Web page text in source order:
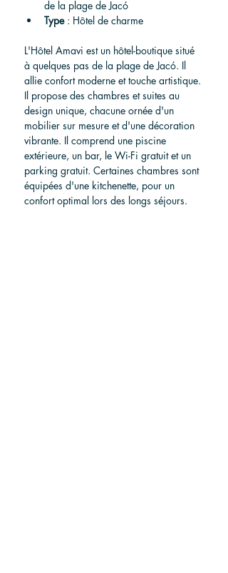
de la plage de Jacó
Type : Hôtel de charme
L'Hôtel Amavi est un hôtel-boutique situé
à quelques pas de la plage de Jacó. Il
allie confort moderne et touche artistique.
Il propose des chambres et suites au
design unique, chacune ornée d'un
mobilier sur mesure et d'une décoration
vibrante. Il comprend une piscine
extérieure, un bar, le Wi-Fi gratuit et un
parking gratuit. Certaines chambres sont
équipées d'une kitchenette, pour un
confort optimal lors des longs séjours.